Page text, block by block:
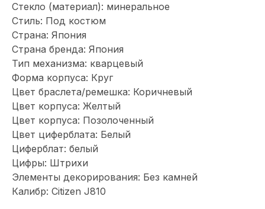
Стекло (материал): минеральное
Стиль: Под костюм
Страна: Япония
Страна бренда: Япония
Тип механизма: кварцевый
Форма корпуса: Круг
Цвет браслета/ремешка: Коричневый
Цвет корпуса: Желтый
Цвет корпуса: Позолоченный
Цвет циферблата: Белый
Циферблат: белый
Цифры: Штрихи
Элементы декорирования: Без камней
Калибр: Citizen J810